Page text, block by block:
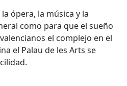
ópera, la música y la
como para que el sueño
el complejo en el
el Palau de les Arts se